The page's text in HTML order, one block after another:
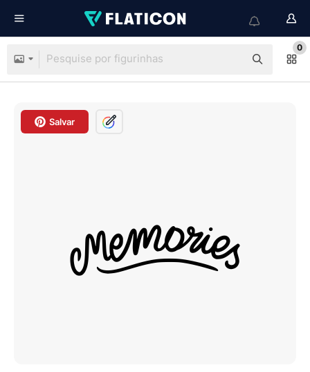
0
Salvar